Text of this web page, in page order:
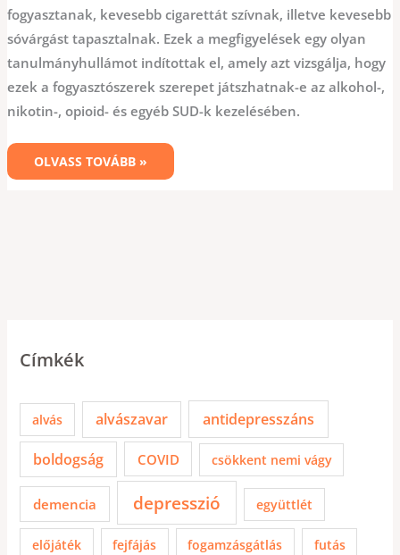
fogyasztanak, kevesebb cigarettát szívnak, illetve kevesebb
sóvárgást tapasztalnak. Ezek a megfigyelések egy olyan
tanulmányhullámot indítottak el, amely azt vizsgálja, hogy
ezek a fogyasztószerek szerepet játszhatnak-e az alkohol-,
nikotin-, opioid- és egyéb SUD-k kezelésében.
OLVASS TOVÁBB »
Címkék
alvás alvászavar antidepresszáns
boldogság COVID csökkent nemi vágy
demencia depresszió együttlét
előjáték fejfájás fogamzásgátlás futás